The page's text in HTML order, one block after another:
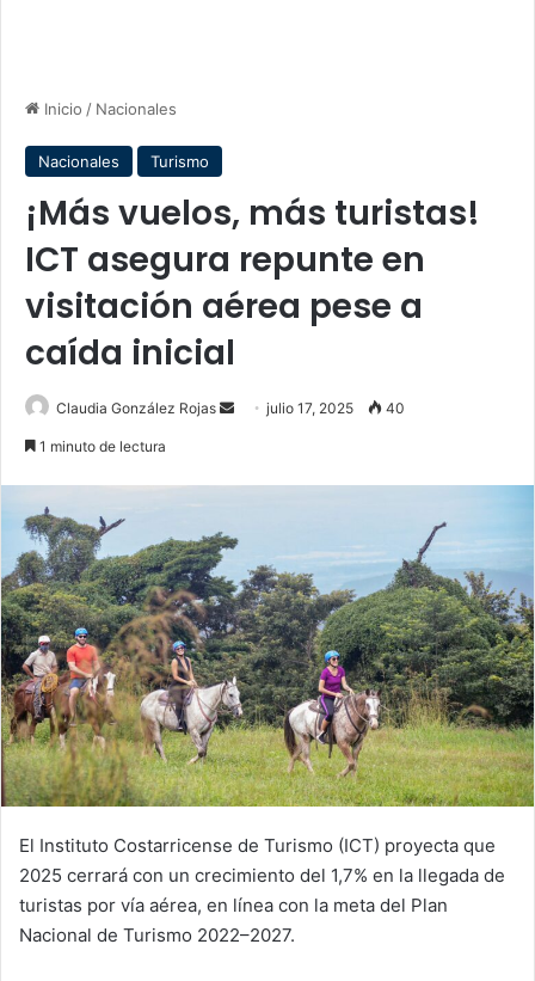
Inicio / Nacionales
Nacionales Turismo
¡Más vuelos, más turistas!
ICT asegura repunte en
visitación aérea pese a
caída inicial
Claudia González Rojas
Sendjulio 17, 2025 40
1 minuto de lectura
El Instituto Costarricense de Turismo (ICT) proyecta que
2025 cerrará con un crecimiento del 1,7% en la llegada de
turistas por vía aérea, en línea con la meta del Plan
Nacional de Turismo 2022–2027.